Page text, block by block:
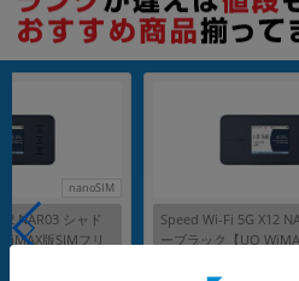
nanoSIM
NAR03 シャド
版SIMフリ
Speed Wi-Fi 5G X12
ーブラック【UQ
ただし機能別のみ「and検索」となります。